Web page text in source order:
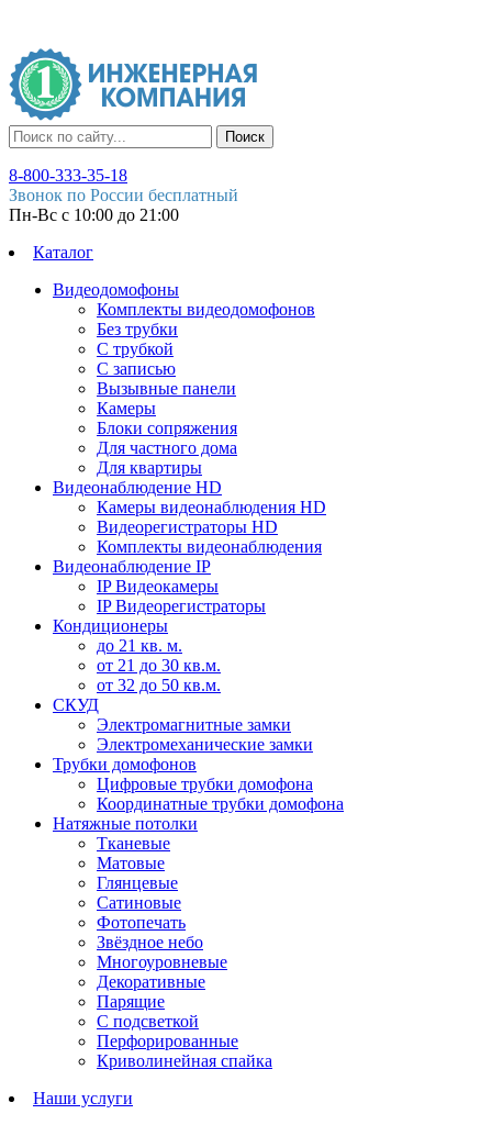
Поиск
8-800-333-35-18
Звонок по России бесплатный
Пн-Вс c 10:00 до 21:00
Каталог
Видеодомофоны
Комплекты видеодомофонов
Без трубки
С трубкой
С записью
Вызывные панели
Камеры
Блоки сопряжения
Для частного дома
Для квартиры
Видеонаблюдение HD
Камеры видеонаблюдения HD
Видеорегистраторы HD
Комплекты видеонаблюдения
Видеонаблюдение IP
IP Видеокамеры
IP Видеорегистраторы
Кондиционеры
до 21 кв. м.
от 21 до 30 кв.м.
от 32 до 50 кв.м.
СКУД
Электромагнитные замки
Электромеханические замки
Трубки домофонов
Цифровые трубки домофона
Координатные трубки домофона
Натяжные потолки
Тканевые
Матовые
Глянцевые
Сатиновые
Фотопечать
Звёздное небо
Многоуровневые
Декоративные
Парящие
С подсветкой
Перфорированные
Криволинейная спайка
Наши услуги